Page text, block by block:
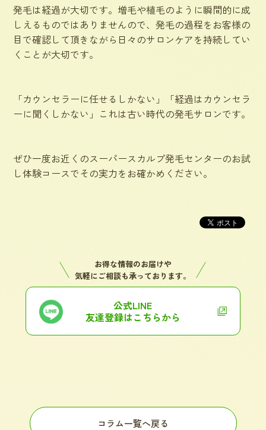
発毛は経過が大切です。増毛や植毛のように瞬間的に成
しえるものではありませんので、発毛の過程をお客様の
目で確認して頂きながら日々のサロンケアを持続してい
くことが大切です。
「カウンセラーに任せるしかない」「経過はカウンセラ
ーに聞くしかない」これは古い時代の発毛サロンです。
ぜひ一度お近くのスーパースカルプ発毛センターのお試
し体験コースでその実力をお確かめください。
お得な情報のお届けや
気軽にご相談も承っております。
公式LINE
友達登録はこちらから
コラム一覧へ戻る